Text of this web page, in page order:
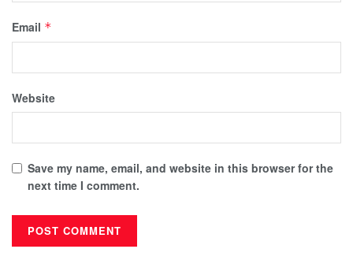
Email *
Website
Save my name, email, and website in this browser for the
next time I comment.